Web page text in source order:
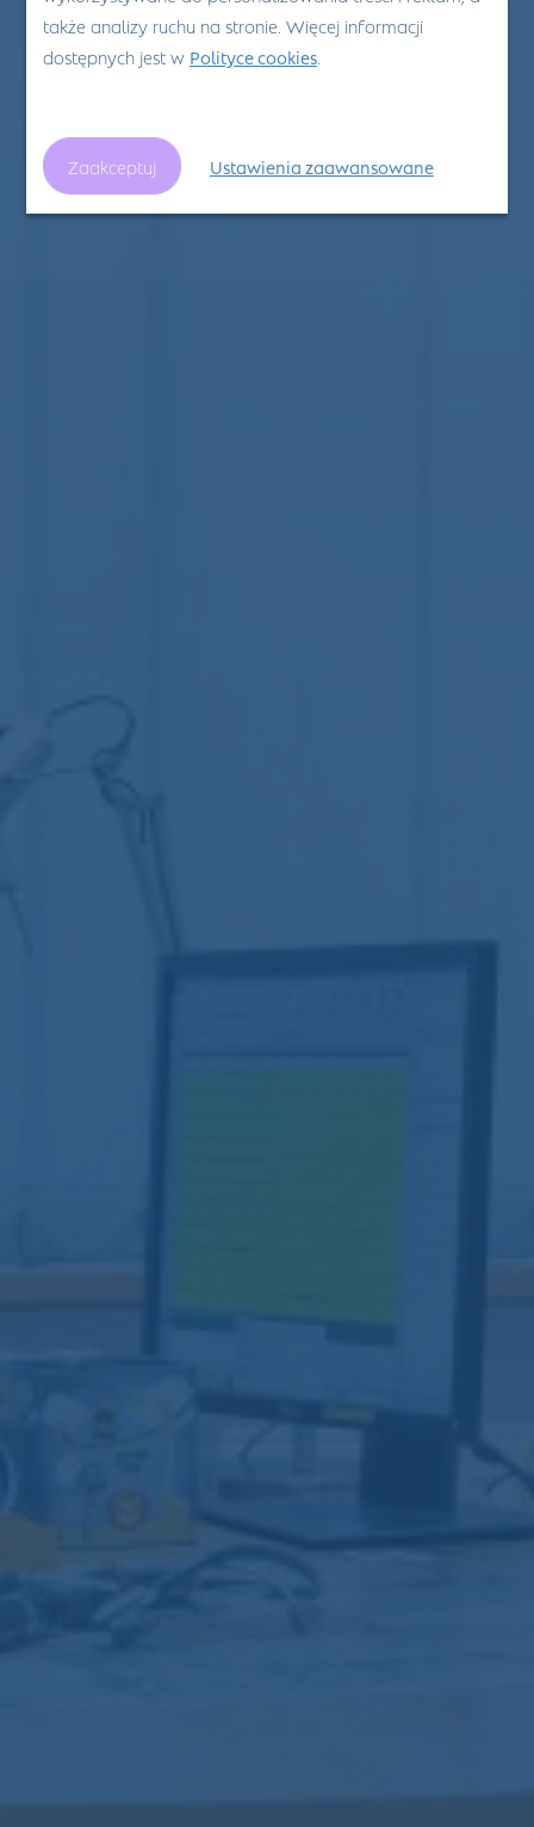
także analizy ruchu na stronie. Więcej informacji
dostępnych jest w Polityce cookies.
Zaakceptuj Ustawienia zaawansowane